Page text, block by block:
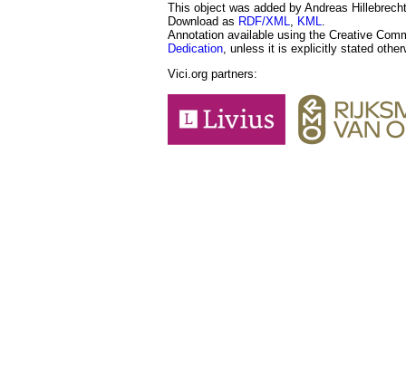
This object was added by Andreas
Download as RDF/XML, KML.
Annotation available using the Creative
Dedication, unless it is explicitly stated
Vici.org partners: